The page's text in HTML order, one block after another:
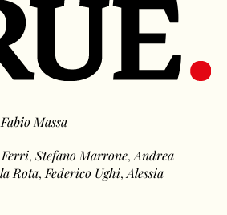
Fabio Massa
Ferri,Stefano Marrone,Andrea
Rota,Federico Ughi,Alessia